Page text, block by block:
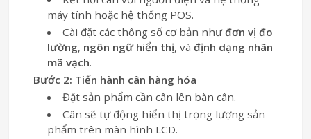
máy tính hoặc hệ thống POS.
Cài đặt các thông số cơ bản nhưđơn vị đo
lường, ngôn ngữ hiển thị, vàđịnh dạng nhãn
mã vạch.
Bước 2: Tiến hành cân hàng hóa
Đặt sản phẩm cần cân lên bàn cân.
Cân sẽ tự động hiển thị trọng lượng sản
phẩm trên màn hình LCD.